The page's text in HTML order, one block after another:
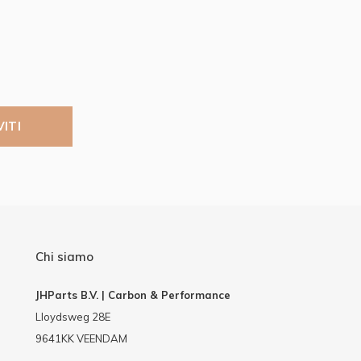
Chi siamo
JHParts B.V. | Carbon & Performance
Lloydsweg 28E
9641KK VEENDAM